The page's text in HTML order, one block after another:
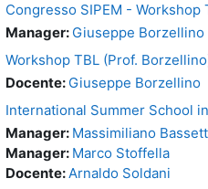
Congresso SIPEM - Workshop
Manager: Giuseppe Borzellino
Workshop TBL (Prof.
Docente: Giuseppe Borzellino
International Summer School
Manager: Massimiliano
Manager: Marco Stoffella
Docente:Arnaldo Soldani